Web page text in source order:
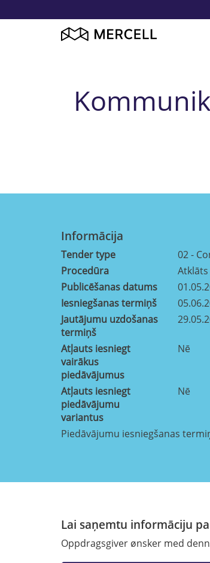
Informācija
Tender type
02 -
Procedūra
Publicēšanas datums
Iesniegšanas termiņš
Jautājumu uzdošanas
termiņš
Atļauts iesniegt
vairākus
piedāvājumus
Nē
Atļauts iesniegt
piedāvājumu
variantus
Nē
Piedāvājumu iesniegšanas
Lai saņemtu informāciju
Oppdragsgiver ønsker med